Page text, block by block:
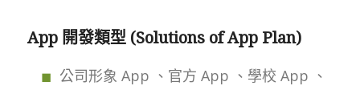
App 開發類型 (Solutions of App Plan)
公司形象 App 、官方 App 、學校 App 、